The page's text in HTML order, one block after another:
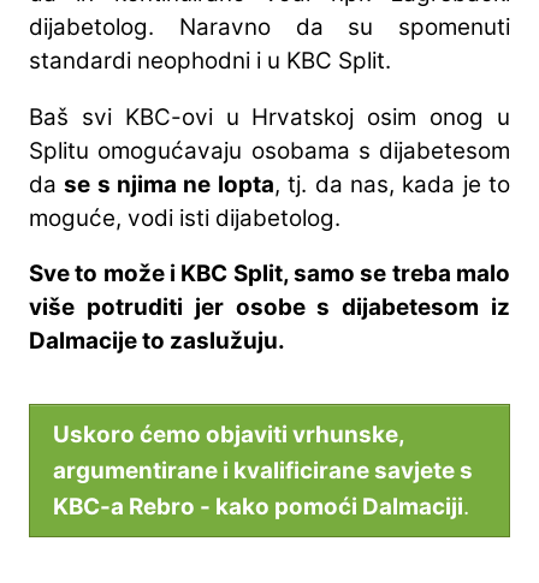
dijabetolog. Naravno da su spomenuti
standardi neophodni i u KBC Split.
Baš svi KBC-ovi u Hrvatskoj osim onog u
Splitu omogućavaju osobama s dijabetesom
dase s njima ne lopta, tj. da nas, kada je to
moguće, vodi isti dijabetolog.
Sve to može i KBC Split, samo se treba malo
više potruditi jer osobe s dijabetesom iz
Dalmacije to zaslužuju.
Uskoro ćemo objaviti vrhunske,
argumentirane i kvalificirane savjete s
KBC-a Rebro - kako pomoći Dalmaciji.